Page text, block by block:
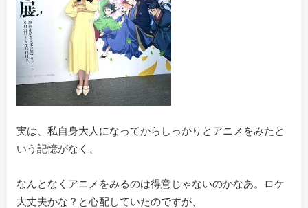
実は、私自身大人になってからしっかりとアニメをみたと
いう記憶がなく、
なんとなくアニメをみるのは得意じゃないのかなあ。ロケ
大丈夫かな？と心配していたのですが、